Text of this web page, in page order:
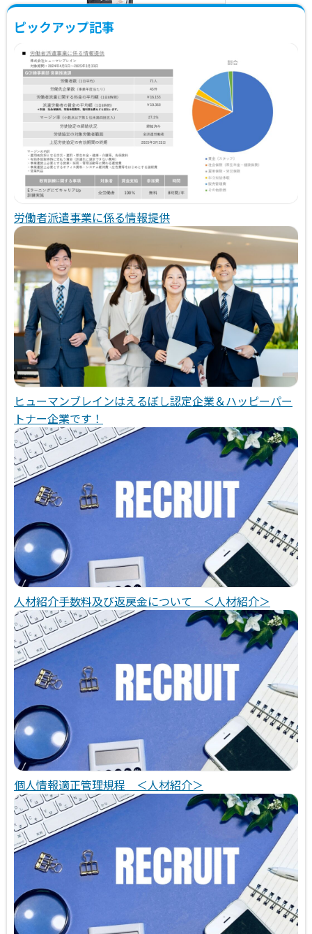
ピックアップ記事
労働者派遣事業に係る情報提供
ヒューマンブレインはえるぼし認定企業＆ハッピーパー
トナー企業です！
人材紹介手数料及び返戻金について ＜人材紹介＞
個人情報適正管理規程 ＜人材紹介＞